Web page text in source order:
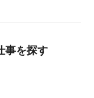
件交渉まで、転職
す。
事を探す